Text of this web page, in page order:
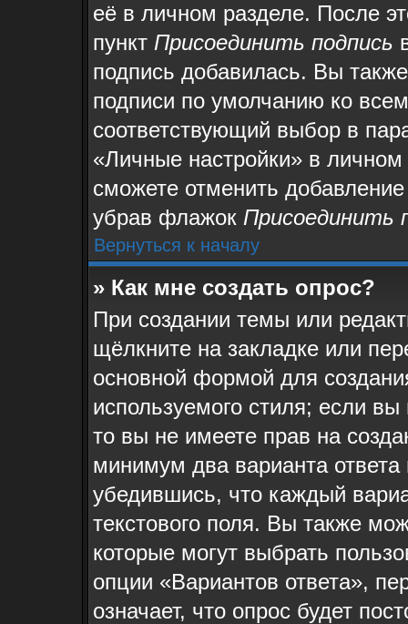
её в личном разделе. После
пункт Присоединить подпись
подпись добавилась. Вы
подписи по умолчанию ко
соответствующий выбор в
«Личные настройки» в
сможете отменить
убрав флажок Присоединить
Вернуться к началу
» Как мне создать опрос?
При создании темы или
щёлкните на закладке или
основной формой для
используемого стиля; если
то вы не имеете прав на
минимум два варианта
убедившись, что каждый
текстового поля. Вы также
которые могут выбрать
опции «Вариантов ответа»,
означает, что опрос будет